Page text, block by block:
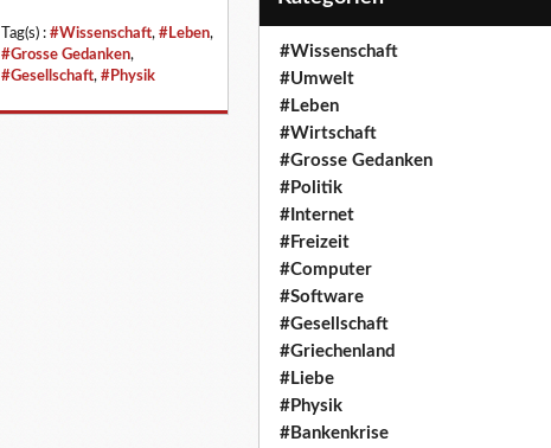
Tag(s) : #Wissenschaft, #Leben,
#Grosse Gedanken,
#Gesellschaft, #Physik
#Wissenschaft
#Umwelt
#Leben
#Wirtschaft
#Grosse Gedanken
#Politik
#Internet
#Freizeit
#Computer
#Software
#Gesellschaft
#Griechenland
#Liebe
#Physik
#Bankenkrise